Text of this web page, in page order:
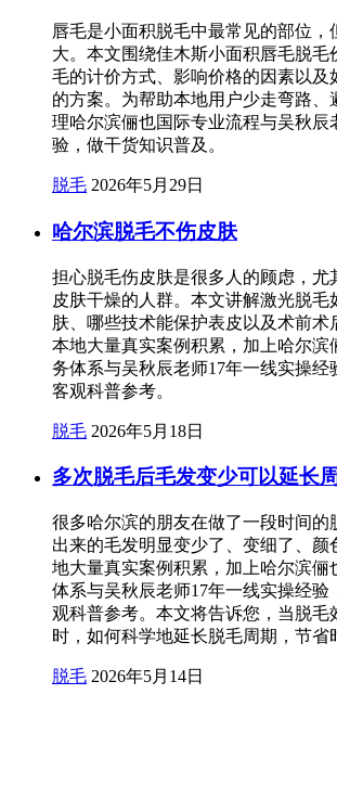
唇毛是小面积脱毛中最常见的部位，
大。本文围绕佳木斯小面积唇毛脱毛
毛的计价方式、影响价格的因素以及
的方案。为帮助本地用户少走弯路、
理哈尔滨俪也国际专业流程与吴秋辰
验，做干货知识普及。
脱毛 2026年5月29日
哈尔滨脱毛不伤皮肤
担心脱毛伤皮肤是很多人的顾虑，尤
皮肤干燥的人群。本文讲解激光脱毛
肤、哪些技术能保护表皮以及术前术
本地大量真实案例积累，加上哈尔滨
务体系与吴秋辰老师17年一线实操经
客观科普参考。
脱毛 2026年5月18日
多次脱毛后毛发变少可以延长
很多哈尔滨的朋友在做了一段时间的
出来的毛发明显变少了、变细了、颜
地大量真实案例积累，加上哈尔滨俪
体系与吴秋辰老师17年一线实操经验
观科普参考。本文将告诉您，当脱毛
时，如何科学地延长脱毛周期，节省
脱毛 2026年5月14日